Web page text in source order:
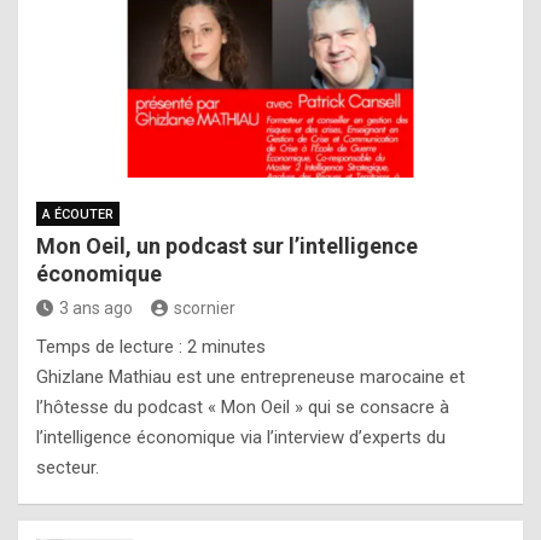
A ÉCOUTER
Mon Oeil, un podcast sur l’intelligence
économique
3 ans ago scornier
Temps de lecture : 2 minutes
Ghizlane Mathiau est une entrepreneuse marocaine et
l’hôtesse du podcast « Mon Oeil » qui se consacre à
l’intelligence économique via l’interview d’experts du
secteur.